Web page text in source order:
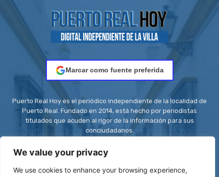
We value your privacy
We use cookies to enhance your browsing experience,
Marcar como fuente preferida
Puerto Real Hoy es el periódico independiente de la localidad de
Puerto Real. Fundado en 2014, está hecho por periodistas
titulados que acuden al rigor de la información para sus
conciudadanos.
Contacto: redaccion@puertorealhoy.es